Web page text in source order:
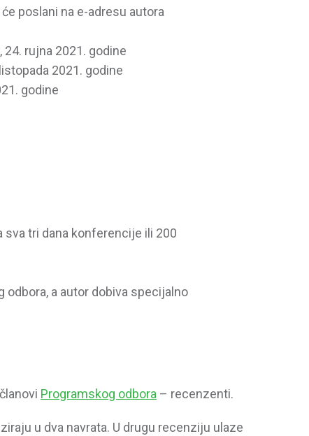
poslani na e-adresu autora
rujna 2021. godine
2021. godine
godine
sva tri dana konferencije ili 200
a autor dobiva specijalno
Programskog odbora – recenzenti.
u dva navrata. U drugu recenziju ulaze